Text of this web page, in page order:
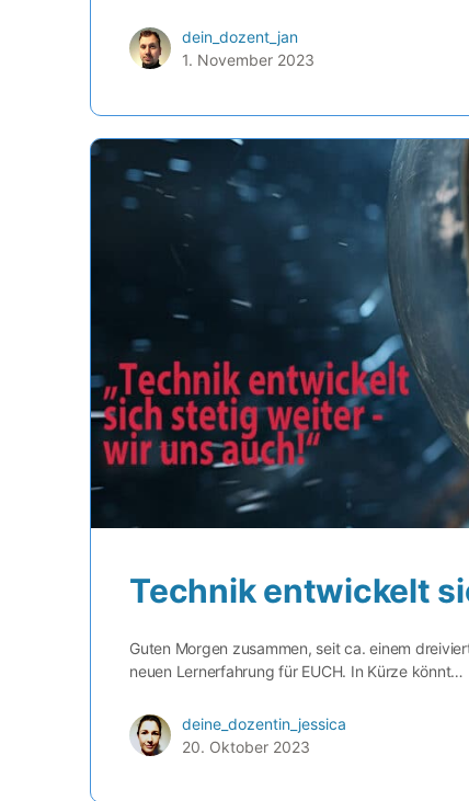
dein_dozent_jan
1. November 2023
Technik entwickelt
Guten Morgen zusammen, seit ca. einem
neuen Lernerfahrung für EUCH. In Kürze könnt…
deine_dozentin_jessica
20. Oktober 2023